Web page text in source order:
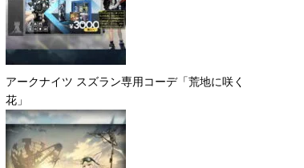
アークナイツ スズラン専用コーデ「荒地に咲く
花」